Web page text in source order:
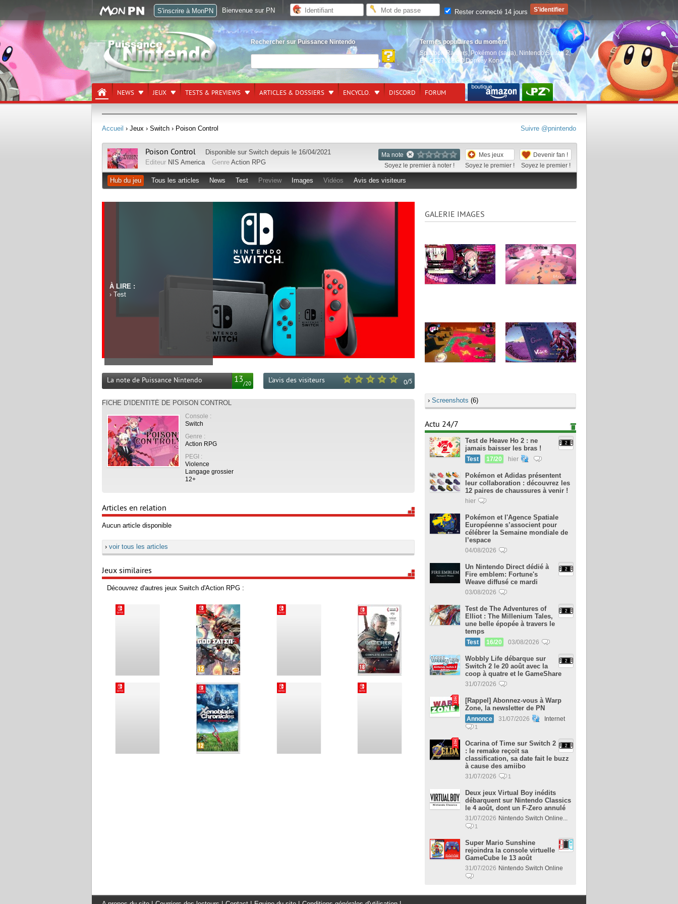
Rechercher sur Puissance Nintendo
Termes populaires du moment
Splatoon Raiders, Pokémon (saga) Nintendo Switch 2,
EA FC27,LEGO Donkey Kong
NEWS JEUX TESTS & PREVIEWS ARTICLES & DOSSIERS ENCYCLO. DISCORD FORUM
Suivre @pnintendo
Accueil › Jeux › Switch › Poison Control
Ma note
Soyez le premier à noter !
Mes jeux
Soyez le premier !
Devenir fan !
Soyez le premier !
Poison Control Disponible sur Switch depuis le 16/04/2021
Editeur NIS America Genre Action RPG
Hub du jeu Tous les articles News Test Preview Images Vidéos Avis des visiteurs
À LIRE :
› Test
13/20
La note de Puissance Nintendo 0/5
L'avis des visiteurs
FICHE D'IDENTITÉ DE POISON CONTROL
Console :
Switch
Genre :
Action RPG
PEGI :
Violence
Langage grossier
12+
Articles en relation
Aucun article disponible
› voir tous les articles
Jeux similaires
Découvrez d'autres jeux Switch d'Action RPG :
GALERIE IMAGES
› Screenshots (6)
Actu 24/7
Test de Heave Ho 2 : ne
jamais baisser les bras !
Test 17/20 hier
Pokémon et Adidas présentent
leur collaboration : découvrez les
12 paires de chaussures à venir !
hier
Pokémon et l'Agence Spatiale
Européenne s’associent pour
célébrer la Semaine mondiale de
l’espace
04/08/2026
Un Nintendo Direct dédié à
Fire emblem: Fortune's
Weave diffusé ce mardi
03/08/2026
Test de The Adventures of
Elliot : The Millenium Tales,
une belle épopée à travers le
temps
Test 16/20 03/08/2026
Wobbly Life débarque sur
Switch 2 le 20 août avec la
coop à quatre et le GameShare
31/07/2026
[Rappel] Abonnez-vous à Warp
Zone, la newsletter de PN
Annonce 31/07/2026 Internet
1
Ocarina of Time sur Switch 2
: le remake reçoit sa
classification, sa date fait le buzz
à cause des amiibo
31/07/2026 1
Deux jeux Virtual Boy inédits
débarquent sur Nintendo Classics
le 4 août, dont un F-Zero annulé
31/07/2026 Nintendo Switch Online...
1
Super Mario Sunshine
rejoindra la console virtuelle
GameCube le 13 août
31/07/2026 Nintendo Switch Online
S'inscrire à MonPN Bienvenue sur PN Rester connecté 14 jours